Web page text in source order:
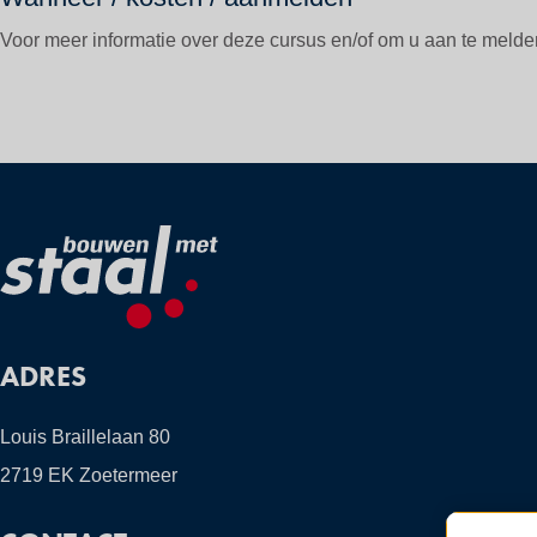
Voor meer informatie over deze cursus en/of om u aan te
ADRES
Louis Braillelaan 80
2719 EK Zoetermeer